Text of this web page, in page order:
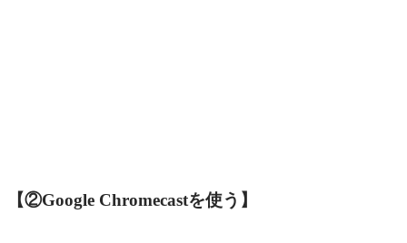
【②Google Chromecastを使う】